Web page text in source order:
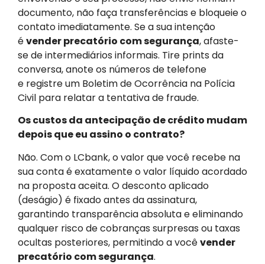
documento, não faça transferências e bloqueie o
contato imediatamente. Se a sua intenção
évender precatório com segurança, afaste-
se de intermediários informais. Tire prints da
conversa, anote os números de telefone
e registre um Boletim de Ocorrência na Polícia
Civil para relatar a tentativa de fraude.
Os custos da antecipação de crédito mudam
depois que eu assino o contrato?
Não. Com o LCbank, o valor que você recebe na
sua conta é exatamente o valor líquido acordado
na proposta aceita. O desconto aplicado
(deságio) é fixado antes da assinatura,
garantindo transparência absoluta e eliminando
qualquer risco de cobranças surpresas ou taxas
ocultas posteriores, permitindo a vocêvender
precatório com segurança.